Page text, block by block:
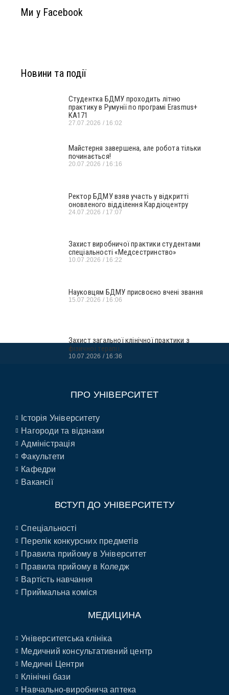
Ми у Facebook
Новини та події
Студентка БДМУ проходить літню
практику в Румунії по програмі Erasmus+
KA171
27.07.2026 16:02
Майстерня завершена, але робота тільки
починається!
20.07.2026 16:16
Ректор БДМУ взяв участь у відкритті
оновленого відділення Кардіоцентру
24.07.2026 17:07
Захист виробничої практики студентами
спеціальності «Медсестринство»
10.07.2026 16:22
Науковцям БДМУ присвоєно вчені звання
15.07.2026 16:06
Захист загальної клінічної практики з
фізичної терапії
10.07.2026 16:36
ПРО УНІВЕРСИТЕТ
Історія Університету
Нагороди та відзнаки
Адміністрація
Факультети
Кафедри
Вакансії
ВСТУП ДО УНІВЕРСИТЕТУ
Спеціальності
Перелік конкурсних предметів
Правила прийому в Університет
Правила прийому в Коледж
Вартість навчання
Приймальна коміся
МЕДИЦИНА
Університетська клініка
Медичний консультативний центр
Медичні Центри
Клінічні бази
Навчально-виробнича аптека